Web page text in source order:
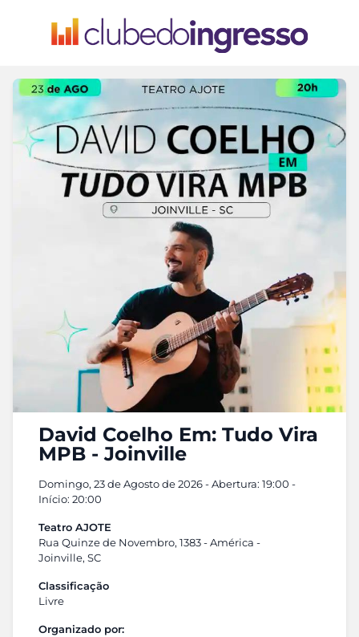
David Coelho Em: Tudo Vira
MPB - Joinville
Domingo, 23 de Agosto de 2026 - Abertura: 19:00 -
Início: 20:00
Teatro AJOTE
Rua Quinze de Novembro, 1383 - América -
Joinville, SC
Classificação
Livre
Organizado por: